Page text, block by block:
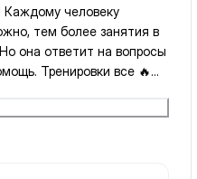
Каждому человеку
тем более занятия в
она ответит на вопросы
Тренировки все 🔥